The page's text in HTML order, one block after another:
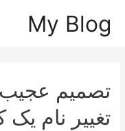
My Blog
تصمیم عجیب
تغییر نام یک